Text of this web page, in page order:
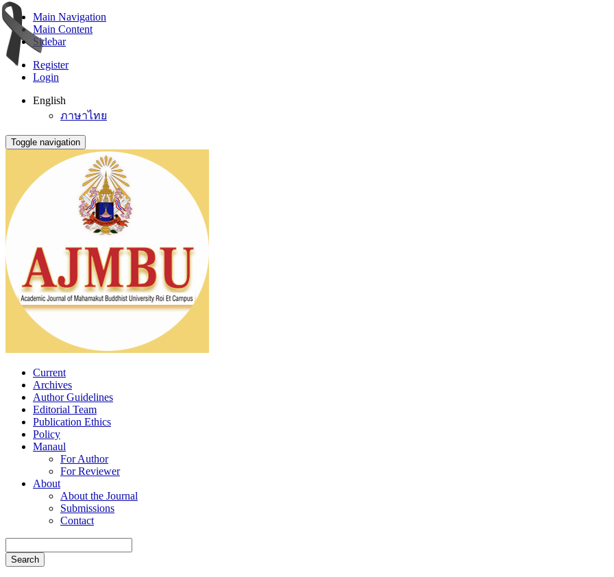
Main Navigation
Main Content
Sidebar
Register
Login
English
ภาษาไทย
Toggle navigation
Current
Archives
Author Guidelines
Editorial Team
Publication Ethics
Policy
Manaul
For Author
For Reviewer
About
About the Journal
Submissions
Contact
Search